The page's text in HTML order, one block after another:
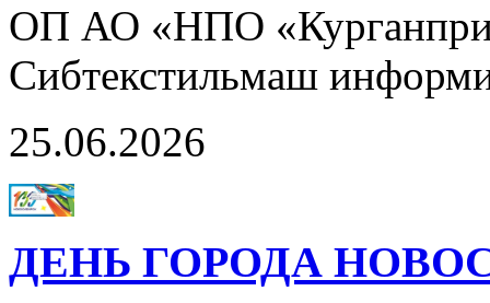
ОП АО «НПО
Сибтекстильмаш
25.06.2026
ДЕНЬ ГОРОДА